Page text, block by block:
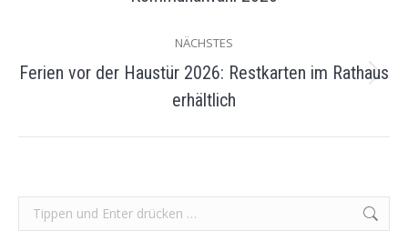
NÄCHSTES
Nächster
Beitrag:
Ferien vor der Haustür 2026: Restkarten im Rathaus
erhältlich
Search: